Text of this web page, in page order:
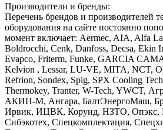
Производители и бренды:
Перечень брендов и производителей
оборудования на сайте постоянно
момент включает: Aermec, AIA, Alfa
Boldrocchi, Cenk, Danfoss, Decsa, Ekin
Evapco, Friterm, Funke, GARCIA
Kelvion , Lessar, LU-VE, MITA, NCT,
Refrion, Sondex, Spig, SPX Cooling
Thermokey, Tranter, W-Tech, YWCT,
АКИН-М, Ангара, БалтЭнергоМаш,
Ирвик, ИЦВК, Корунд, НЗТО, Опэкс,
Сибэкотех, Спецкомплектация,